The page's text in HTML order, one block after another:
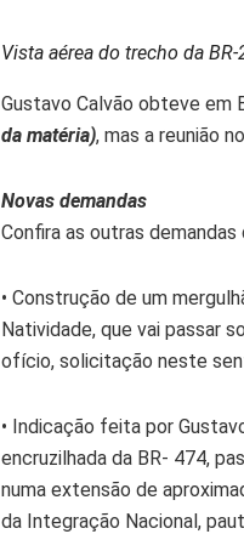
Vista aérea do trecho da
Gustavo Calvão obteve em
da matéria), mas a reunião
Novas demandas
Confira as outras
• Construção de um
Natividade, que vai passar
ofício, solicitação neste
• Indicação feita por
encruzilhada da BR- 474,
numa extensão de
da Integração Nacional,